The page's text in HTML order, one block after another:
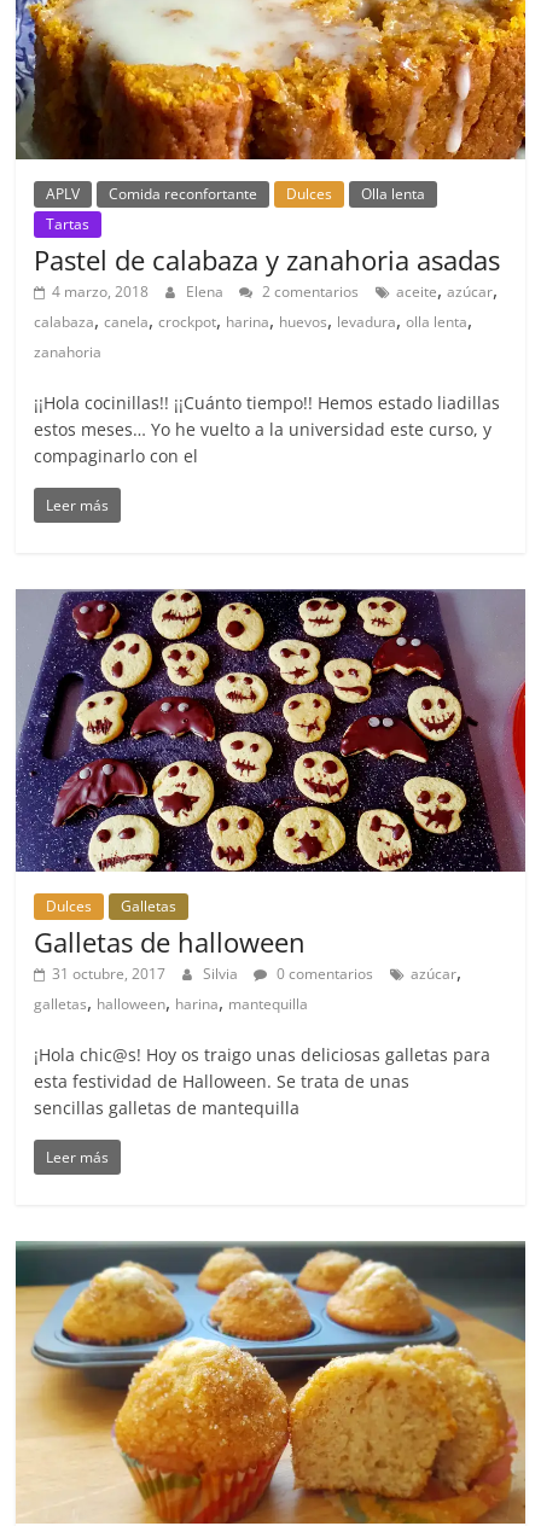
APLV Comida reconfortante Dulces
Olla lenta
Tartas
Pastel de calabaza y zanahoria asadas
4 marzo, 2018 Elena 2 comentarios aceite,azúcar,
calabaza,canela,crockpot, harina, huevos, levadura,olla lenta,
zanahoria
¡¡Hola cocinillas!! ¡¡Cuánto tiempo!! Hemos estado liadillas
estos meses… Yo he vuelto a la universidad este curso, y
compaginarlo con el
Leer más
Dulces Galletas
Galletas de halloween
31 octubre, 2017 Silvia 0 comentarios azúcar,
galletas, halloween, harina, mantequilla
¡Hola chic@s! Hoy os traigo unas deliciosas galletas para
esta festividad de Halloween. Se trata de unas
sencillas galletas de mantequilla
Leer más